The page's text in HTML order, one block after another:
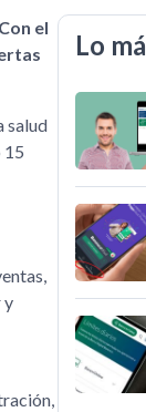
el
salud
15
y
Lo